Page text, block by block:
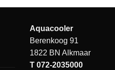
Aquacooler
Berenkoog 91
1822 BN Alkmaar
T 072-2035000